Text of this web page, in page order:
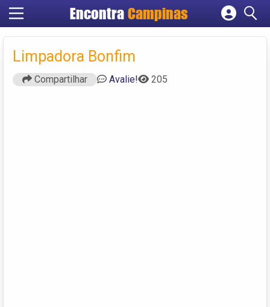
Encontra Campinas
Cadastrar empresa
Criar conta
Limpadora Bonfim
Compartilhar Avalie! 205